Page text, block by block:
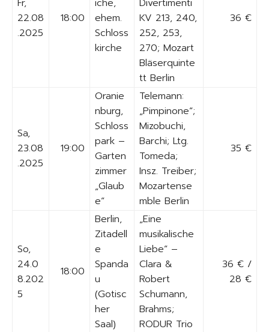
22.08
.2025
18:00
ehem.
Schloss
kirche
KV 213, 240,
252, 253,
270; Mozart
Bläserquinte
tt Berlin
36 €
Sa,
23.08
.2025
19:00
Oranie
nburg,
Schloss
park –
Garten
zimmer
„Glaub
e“
Telemann:
„Pimpinone“;
Mizobuchi,
Barchi; Ltg.
Tomeda;
Insz. Treiber;
Mozartense
mble Berlin
35 €
So,
24.0
8.202
5
18:00
Berlin,
Zitadell
e
Spanda
u
(Gotisc
her
Saal)
„Eine
musikalische
Liebe“ –
Clara &
Robert
Schumann,
Brahms;
RODUR Trio
36 € /
28 €